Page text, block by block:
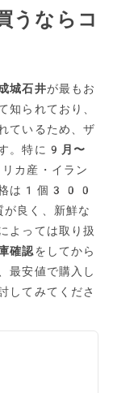
うならコ
城石井が最もお
知られており、
ているため、ザ
。特に 9月〜
カ産・イラン
価格は1個300
良く、新鮮な
よっては取り扱
確認をしてから
最安値で購入し
してみてくださ